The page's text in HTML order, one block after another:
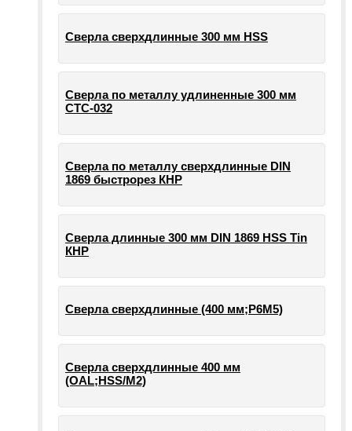
Сверла сверхдлинные 300 мм HSS
Сверла по металлу удлиненные 300 мм
СТС-032
Сверла по металлу сверхдлинные DIN
1869 быстрорез КНР
Сверла длинные 300 мм DIN 1869 HSS Tin
КНР
Сверла сверхдлинные (400 мм;Р6М5)
Сверла сверхдлинные 400 мм
(OAL;HSS/M2)